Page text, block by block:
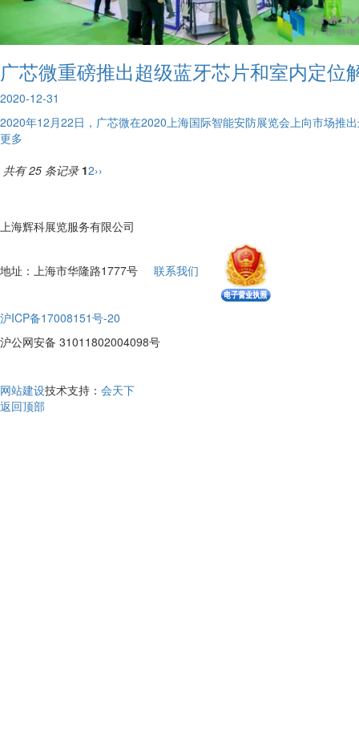
广芯微重磅推出超级蓝牙芯片和室内定位
2020-12-31
2020年12月22日，广芯微在2020上海国际智能安防展览会上向市场推
更多
共有 25 条记录 12››
上海辉科展览服务有限公司
地址：上海市华隆路1777号 联系我们
沪ICP备17008151号-20
沪公网安备 31011802004098号
网站建设技术支持： 会天下
返回顶部